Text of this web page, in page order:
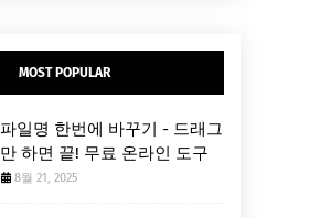
MOST POPULAR
파일명 한번에 바꾸기 - 드래그
만 하면 끝! 무료 온라인 도구
8월 21, 2025